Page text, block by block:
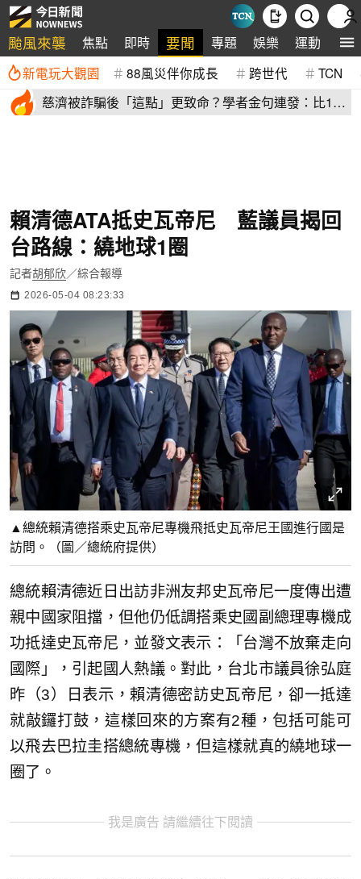
颱風來襲 焦點 即時 要聞 專題 娛樂 運動 全
新電玩大觀園 88風災伴你成長 跨世代 TCN
慈濟被詐騙後「這點」更致命？學者金句連發：比10
賴清德ATA抵史瓦帝尼 藍議員揭回
台路線：繞地球1圈
記者胡郁欣／綜合報導
2026-05-04 08:23:33
▲總統賴清德搭乘史瓦帝尼專機飛抵史瓦帝尼王國進行國是
訪問。（圖／總統府提供）
總統賴清德近日出訪非洲友邦史瓦帝尼一度傳出遭
親中國家阻擋，但他仍低調搭乘史國副總理專機成
功抵達史瓦帝尼，並發文表示：「台灣不放棄走向
國際」，引起國人熱議。對此，台北市議員徐弘庭
昨（3）日表示，賴清德密訪史瓦帝尼，卻一抵達
就敲鑼打鼓，這樣回來的方案有2種，包括可能可
以飛去巴拉圭搭總統專機，但這樣就真的繞地球一
圈了。
我是廣告 請繼續往下閱讀